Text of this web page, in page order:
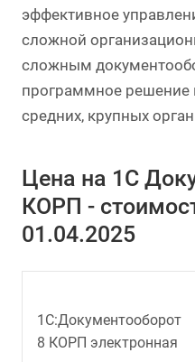
эффективное
сложной
сложным
программное решение
средних, крупных
Цена на 1С
КОРП -
01.04.2025
1С:Документооборот
8 КОРП электронная